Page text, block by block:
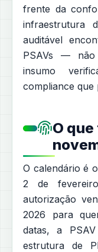
frente da
infraestrutura
auditável
PSAVs — não
insumo
compliance que
O
O calendário é
2 de
autorização
2026 para
datas, a
estrutura de